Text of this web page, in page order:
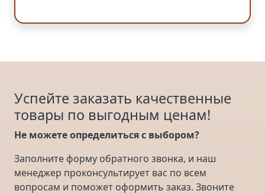
Успейте заказать качественные
товары по выгодным ценам!
Не можете определиться с выбором?
Заполните форму обратного звонка, и наш
менеджер проконсультирует вас по всем
вопросам и поможет оформить заказ. Звоните